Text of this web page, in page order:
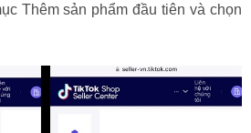
Thêm sản phẩm đầu tiên và chọn